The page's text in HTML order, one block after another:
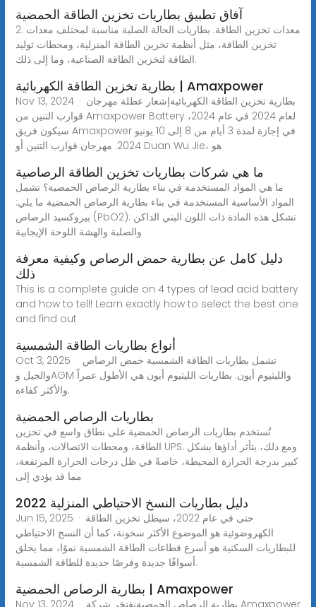
آفاق تطبيق بطاريات تخزين الطاقة الحمضية
2. معدات تخزين الطاقة: بطاريات الحالة الصلبة مناسبة لمختلف معدات
تخزين الطاقة، مثل أنظمة تخزين الطاقة المنزلية، ومحطات توليد
الطاقة لتخزين الطاقة الصناعية، وما إلى ذلك.
بطارية تخزين الطاقة الكهربائية | Amaxpower
Nov 13, 2024 · بطارية تخزين الطاقة الكهربائيةإشعار عطلة مهرجان
قوارب التنين من Amaxpower Battery لعام 2024 في عام 2024،
سيكون فريق Amaxpower في إجازة لمدة 3 أيام من 8 إلى 10 يونيو
2024. مهرجان قوارب التنين أو Duan Wu Jie، هو
ما هي شركات بطاريات تخزين الطاقة الرصاصية
ما هي المواد المستخدمة في بناء بطارية الرصاص الحمضية؟ تشمل
المواد الأساسية المستخدمة في بناء بطارية الرصاص الحمضية ما يلي:
بيروكسيد الرصاص (PbO2): تشكل هذه المادة ذات اللون البني الداكن
والصلبة والهشة اللوحة الإيجابية
دليل كامل عن بطارية حمض الرصاص وكيفية معرفة
ذلك
This is a complete guide on 4 types of lead acid battery
and how to tell! Learn exactly how to select the best one
and find out
أنواع بطاريات الطاقة الشمسية
Oct 3, 2025 · تشمل بطاريات الطاقة الشمسية حمض الرصاص
والجيل وAGM والليثيوم أيون. بطاريات الليثيوم أيون هي الأطول عمراً
والأكثر كفاءة.
بطاريات الرصاص الحمضية
تُستخدم بطاريات الرصاص الحمضية على نطاق واسع في تخزين
الطاقة، ومحطات الاتصالات، وأنظمة UPS. ومع ذلك، يتأثر أداؤها بشكل
كبير بدرجة الحرارة المحيطة، خاصةً في ظل درجات الحرارة المرتفعة،
مما قد يؤدي إلى
دليل بطاريات النسخ الاحتياطي المنزلية 2022
Jun 15, 2025 · حتى في عام 2022، سيظل تخزين الطاقة
الكهروضوئية هو الموضوع الأكثر سخونة، كما أن النسخ الاحتياطي
للبطاريات السكنية هو أسرع قطاعات الطاقة الشمسية نموًا، مما يخلق
أسواقًا جديدة وفرصًا جديدة للطاقة الشمسية.
بطارية الرصاص الحمضية | Amaxpower
Nov 13, 2024 · بطارية الرصاص الحمضيةتفتخر شركة Amaxpower